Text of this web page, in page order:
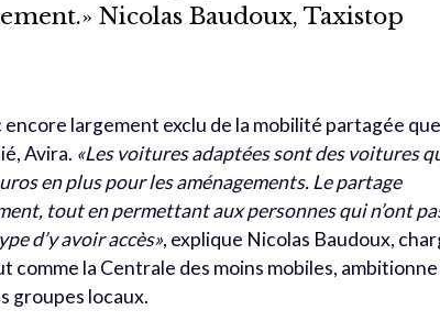
Nicolas Baudoux, Taxistop
encore largement exclu de la mobilité partagée
Avira. «Les voitures adaptées sont des voitures
en plus pour les aménagements. Le partage
tout en permettant aux personnes qui n’ont
d’y avoir accès», explique Nicolas Baudoux,
comme la Centrale des moins mobiles, ambitionne
groupes locaux.